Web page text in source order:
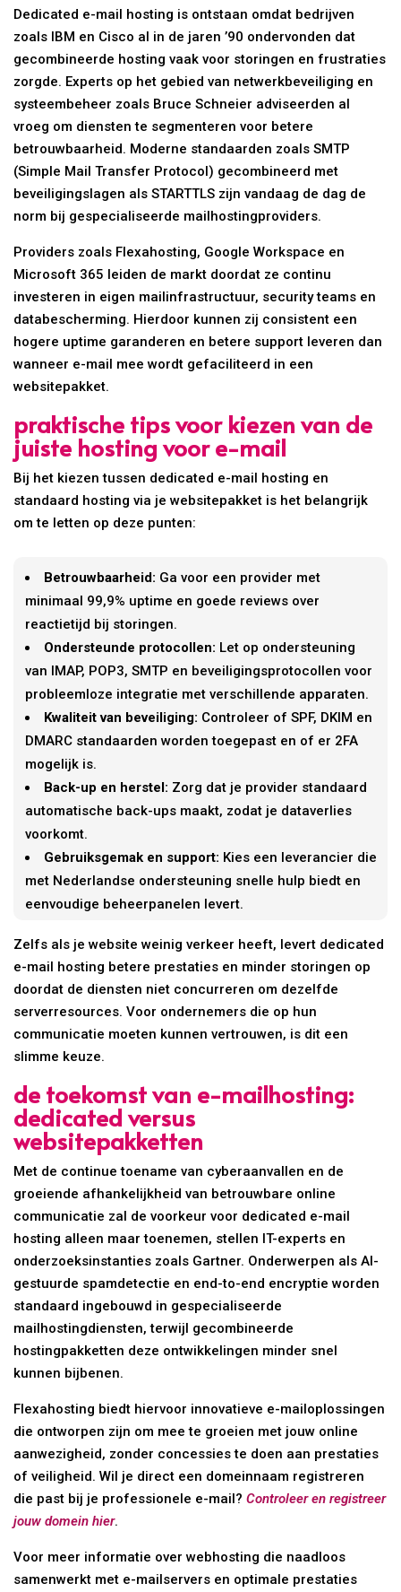
Dedicated e-mail hosting is ontstaan omdat bedrijven
zoals IBM en Cisco al in de jaren ’90 ondervonden dat
gecombineerde hosting vaak voor storingen en frustraties
zorgde. Experts op het gebied van netwerkbeveiliging en
systeembeheer zoals Bruce Schneier adviseerden al
vroeg om diensten te segmenteren voor betere
betrouwbaarheid. Moderne standaarden zoals SMTP
(Simple Mail Transfer Protocol) gecombineerd met
beveiligingslagen als STARTTLS zijn vandaag de dag de
norm bij gespecialiseerde mailhostingproviders.
Providers zoals Flexahosting, Google Workspace en
Microsoft 365 leiden de markt doordat ze continu
investeren in eigen mailinfrastructuur, security teams en
databescherming. Hierdoor kunnen zij consistent een
hogere uptime garanderen en betere support leveren dan
wanneer e-mail mee wordt gefaciliteerd in een
websitepakket.
praktische tips voor kiezen van de
juiste hosting voor e-mail
Bij het kiezen tussen dedicated e-mail hosting en
standaard hosting via je websitepakket is het belangrijk
om te letten op deze punten:
Betrouwbaarheid: Ga voor een provider met
minimaal 99,9% uptime en goede reviews over
reactietijd bij storingen.
Ondersteunde protocollen: Let op ondersteuning
van IMAP, POP3, SMTP en beveiligingsprotocollen voor
probleemloze integratie met verschillende apparaten.
Kwaliteit van beveiliging: Controleer of SPF, DKIM en
DMARC standaarden worden toegepast en of er 2FA
mogelijk is.
Back-up en herstel: Zorg dat je provider standaard
automatische back-ups maakt, zodat je dataverlies
voorkomt.
Gebruiksgemak en support: Kies een leverancier die
met Nederlandse ondersteuning snelle hulp biedt en
eenvoudige beheerpanelen levert.
Zelfs als je website weinig verkeer heeft, levert dedicated
e-mail hosting betere prestaties en minder storingen op
doordat de diensten niet concurreren om dezelfde
serverresources. Voor ondernemers die op hun
communicatie moeten kunnen vertrouwen, is dit een
slimme keuze.
de toekomst van e-mailhosting:
dedicated versus
websitepakketten
Met de continue toename van cyberaanvallen en de
groeiende afhankelijkheid van betrouwbare online
communicatie zal de voorkeur voor dedicated e-mail
hosting alleen maar toenemen, stellen IT-experts en
onderzoeksinstanties zoals Gartner. Onderwerpen als AI-
gestuurde spamdetectie en end-to-end encryptie worden
standaard ingebouwd in gespecialiseerde
mailhostingdiensten, terwijl gecombineerde
hostingpakketten deze ontwikkelingen minder snel
kunnen bijbenen.
Flexahosting biedt hiervoor innovatieve e-mailoplossingen
die ontworpen zijn om mee te groeien met jouw online
aanwezigheid, zonder concessies te doen aan prestaties
of veiligheid. Wil je direct een domeinnaam registreren
die past bij je professionele e-mail?Controleer en registreer
jouw domein hier.
Voor meer informatie over webhosting die naadloos
samenwerkt met e-mailservers en optimale prestaties